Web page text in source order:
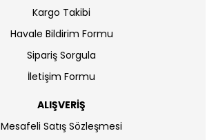
Kargo Takibi
Havale Bildirim Formu
Sipariş Sorgula
İletişim Formu
ALIŞVERİŞ
Mesafeli Satış Sözleşmesi